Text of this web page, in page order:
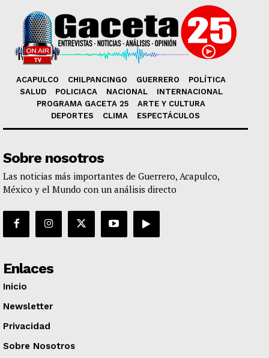
ACAPULCO CHILPANCINGO GUERRERO
POLÍTICA
SALUD
POLICIACA NACIONAL
INTERNACIONAL
PROGRAMA GACETA 25
ARTE Y CULTURA
DEPORTES
CLIMA ESPECTÁCULOS
Sobre nosotros
Las noticias más importantes de Guerrero, Acapulco,
México y el Mundo con un análisis directo
Enlaces
Inicio
Newsletter
Privacidad
Sobre Nosotros